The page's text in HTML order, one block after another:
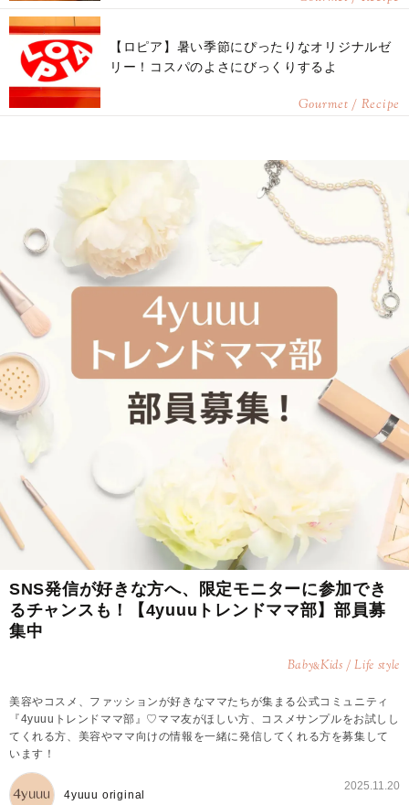
【ロピア】暑い季節にぴったりなオリジナルゼ
リー！コスパのよさにびっくりするよ
Gourmet / Recipe
SNS発信が好きな方へ、限定モニターに参加でき
るチャンスも！【4yuuuトレンドママ部】部員募
集中
Baby&Kids / Life style
美容やコスメ、ファッションが好きなママたちが集まる公式コミュニティ
『4yuuuトレンドママ部』♡ママ友がほしい方、コスメサンプルをお試しし
てくれる方、美容やママ向けの情報を一緒に発信してくれる方を募集して
います！
4yuuu original
2025.11.20